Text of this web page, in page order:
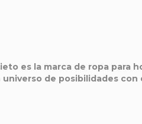
es la marca de ropa para
universo de posibilidades con